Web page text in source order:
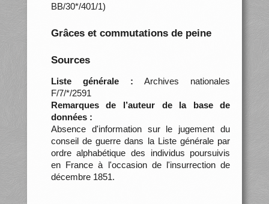
BB/30*/401/1)
Grâces et commutations de peine
Sources
Liste générale : Archives nationales
F/7/*/2591
Remarques de l’auteur de la base de
données :
Absence d'information sur le jugement du
conseil de guerre dans la Liste générale par
ordre alphabétique des individus poursuivis
en France à l'occasion de l'insurrection de
décembre 1851.